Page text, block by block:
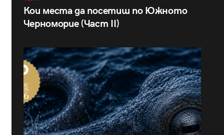
Кои места да посетиш по Южното
Черноморие (Част II)